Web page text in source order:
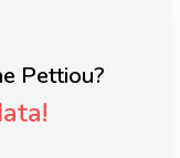
Pettiou?